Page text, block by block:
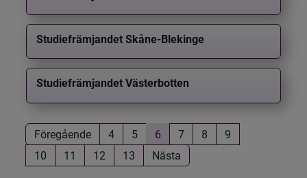
Studiefrämjandet Skåne-Blekinge
Studiefrämjandet Västerbotten
Föregående 4 5 6 7 8
9
10
11 12 13 Nästa